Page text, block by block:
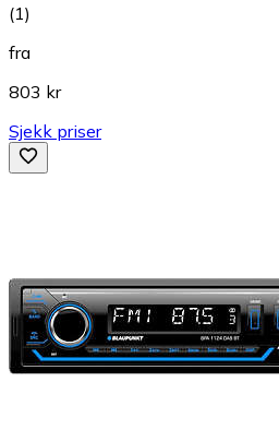
(1)
fra
803 kr
Sjekk priser